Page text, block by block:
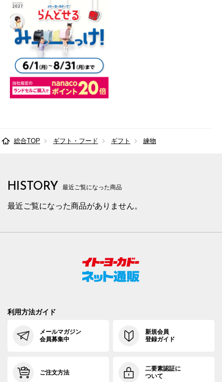
総合TOP ギフト・フード ギフト 練物
HISTORY 最近ご覧になった商品
最近ご覧になった商品がありません。
利用方法ガイド
メールマガジン
会員募集中
新規会員
登録ガイド
ご注文方法
二要素認証に
ついて